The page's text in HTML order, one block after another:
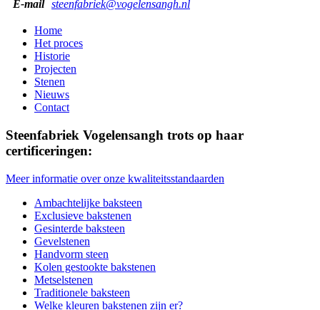
E-mail
steenfabriek@vogelensangh.nl
Home
Het proces
Historie
Projecten
Stenen
Nieuws
Contact
Steenfabriek Vogelensangh trots op haar
certificeringen:
Meer informatie over onze kwaliteitsstandaarden
Ambachtelijke baksteen
Exclusieve bakstenen
Gesinterde baksteen
Gevelstenen
Handvorm steen
Kolen gestookte bakstenen
Metselstenen
Traditionele baksteen
Welke kleuren bakstenen zijn er?